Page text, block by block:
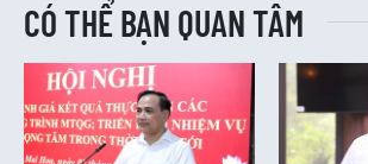
CÓ THỂ BẠN QUAN TÂM